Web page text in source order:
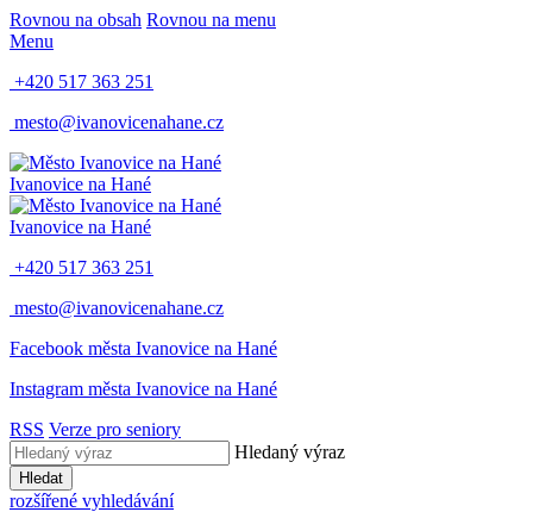
Rovnou na obsah Rovnou na menu
Menu
+420 517 363 251
mesto@ivanovicenahane.cz
Ivanovice na Hané
Ivanovice na Hané
+420 517 363 251
mesto@ivanovicenahane.cz
Facebook města Ivanovice na Hané
Instagram města Ivanovice na Hané
RSS Verze pro seniory
Hledaný výraz
Hledat
rozšířené vyhledávání